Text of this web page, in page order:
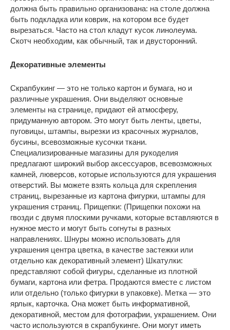
должна быть правильно организована: на столе должна
быть подкладка или коврик, на котором все будет
вырезаться. Часто на стол кладут кусок линолеума.
Скотч необходим, как обычный, так и двусторонний.
Декоративные элементы
Скрапбукинг — это не только картон и бумага, но и
различные украшения. Они выделяют основные
элементы на странице, придают ей атмосферу,
придуманную автором. Это могут быть ленты, цветы,
пуговицы, штампы, вырезки из красочных журналов,
бусины, всевозможные кусочки ткани.
Специализированные магазины для рукоделия
предлагают широкий выбор аксессуаров, всевозможных
камней, люверсов, которые используются для украшения
отверстий. Вы можете взять кольца для скрепления
страниц, вырезанные из картона фигурки, штампы для
украшения страниц. Прищепки: (Прищепки похожи на
гвозди с двумя плоскими ручками, которые вставляются в
нужное место и могут быть согнуты в разных
направлениях. Шнуры можно использовать для
украшения центра цветка, в качестве застежки или
отдельно как декоративный элемент) Шкатулки:
представляют собой фигуры, сделанные из плотной
бумаги, картона или фетра. Продаются вместе с листом
или отдельно (только фигурки в упаковке). Метка — это
ярлык, карточка. Она может быть информативной,
декоративной, местом для фотографии, украшением. Они
часто используются в скрапбукинге. Они могут иметь